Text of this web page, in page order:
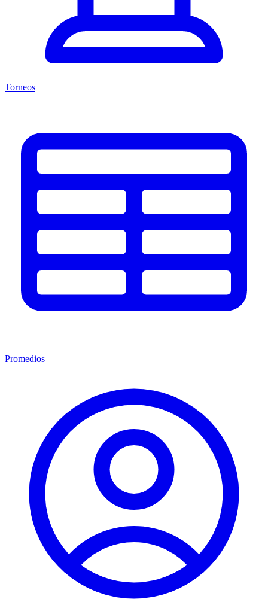
Torneos
Promedios